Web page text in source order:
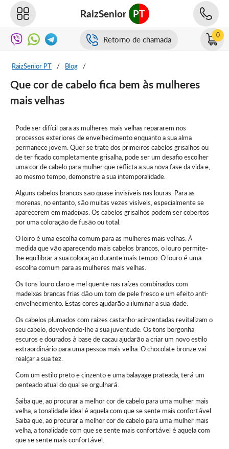
RaizSenior PT
Retorno de chamada 0
RaizSenior PT / Blog /
Que cor de cabelo fica bem às mulheres
mais velhas
Pode ser difícil para as mulheres mais velhas repararem nos
processos exteriores de envelhecimento enquanto a sua alma
permanece jovem. Quer se trate dos primeiros cabelos grisalhos ou
de ter ficado completamente grisalha, pode ser um desafio escolher
uma cor de cabelo para mulher que reflicta a sua nova fase da vida e,
ao mesmo tempo, demonstre a sua intemporalidade.
Alguns cabelos brancos são quase invisíveis nas louras. Para as
morenas, no entanto, são muitas vezes visíveis, especialmente se
aparecerem em madeixas. Os cabelos grisalhos podem ser cobertos
por uma coloração de fusão ou total.
O loiro é uma escolha comum para as mulheres mais velhas. À
medida que vão aparecendo mais cabelos brancos, o louro permite-
lhe equilibrar a sua coloração durante mais tempo. O louro é uma
escolha comum para as mulheres mais velhas.
Os tons louro claro e mel quente nas raízes combinados com
madeixas brancas frias dão um tom de pele fresco e um efeito anti-
envelhecimento. Estas cores ajudarão a iluminar a sua idade.
Os cabelos plumados com raízes castanho-acinzentadas revitalizam o
seu cabelo, devolvendo-lhe a sua juventude. Os tons borgonha
escuros e dourados à base de cacau ajudarão a criar um novo estilo
extraordinário para uma pessoa mais velha. O chocolate bronze vai
realçar a sua tez.
Com um estilo preto e cinzento e uma balayage prateada, terá um
penteado atual do qual se orgulhará.
Saiba que, ao procurar a melhor cor de cabelo para uma mulher mais
velha, a tonalidade ideal é aquela com que se sente mais confortável.
Saiba que, ao procurar a melhor cor de cabelo para uma mulher mais
velha, a tonalidade com que se sente mais confortável é aquela com
que se sente mais confortável.